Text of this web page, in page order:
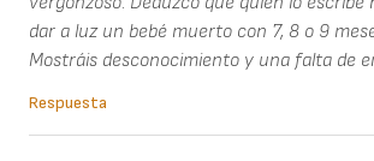
dar a luz un bebé muerto con 7, 8 o 9
Mostráis desconocimiento y una falta de
Respuesta